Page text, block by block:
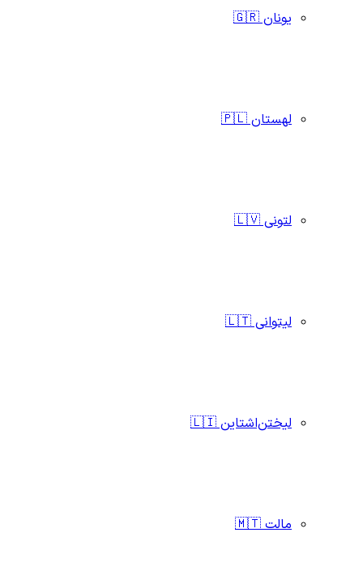
یونان 🇬🇷
لهستان 🇵🇱
لتونی 🇱🇻
لیتوانی 🇱🇹
لیختن‌اشتاین 🇱🇮
مالت 🇲🇹